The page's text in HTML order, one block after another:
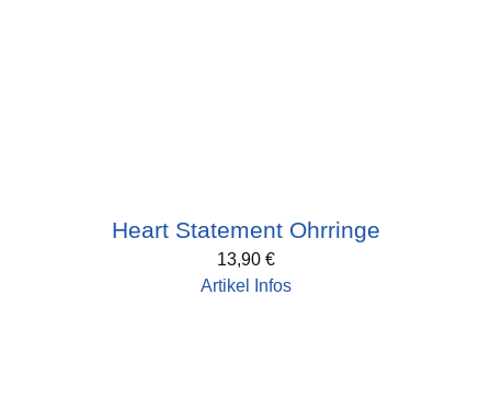
Heart Statement Ohrringe
13,90 €
Artikel Infos